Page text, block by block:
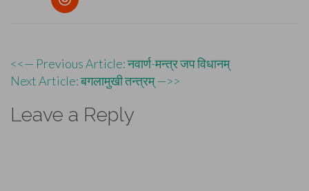
Post
navigation
<<— Previous Article: नवार्ण-मन्त्र जप विधानम्
Next Article: बगलामुखी तन्त्रम् —>>
Leave a Reply